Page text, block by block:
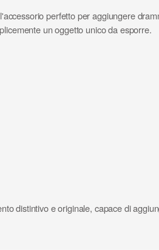
perfetto per aggiungere
un oggetto unico da esporre.
distintivo e originale, capace di